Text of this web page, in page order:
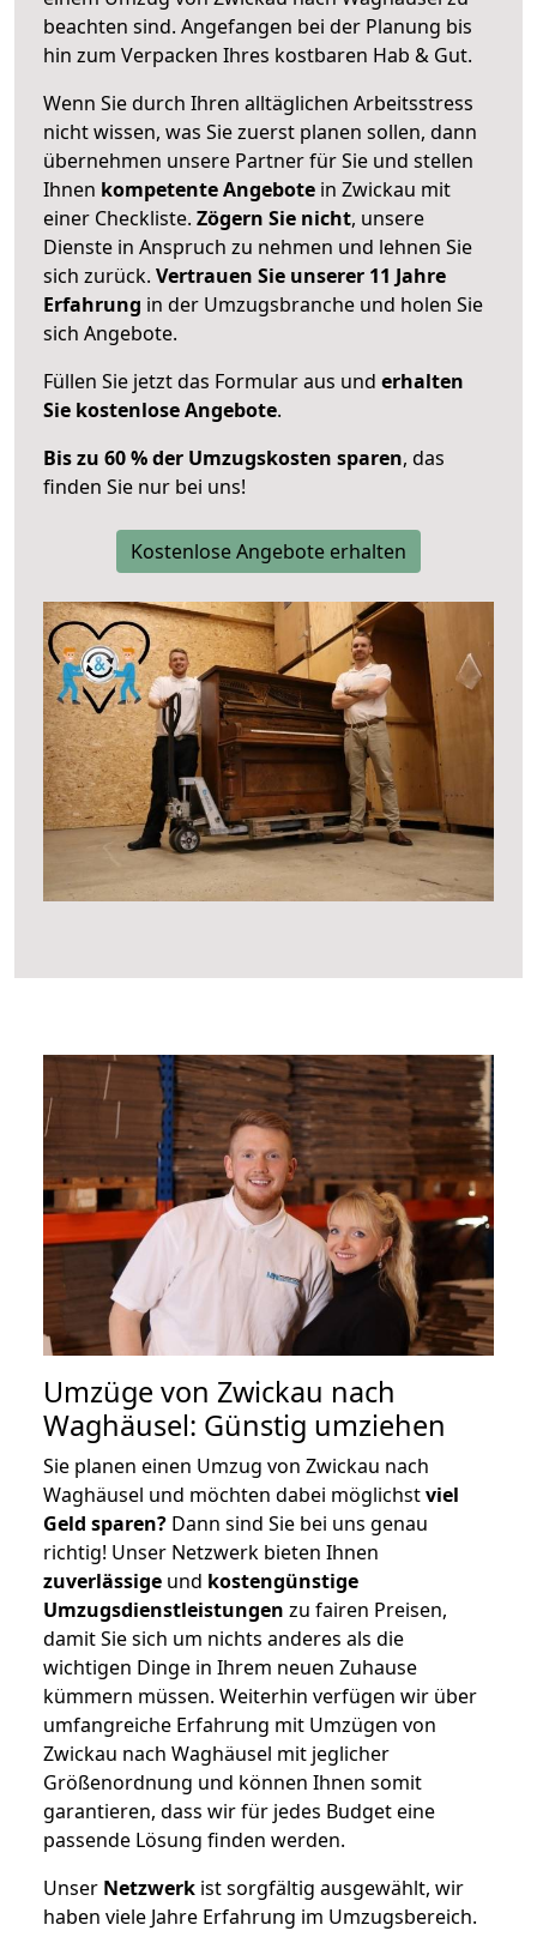
beachten sind. Angefangen bei der Planung bis
hin zum Verpacken Ihres kostbaren Hab & Gut.
Wenn Sie durch Ihren alltäglichen Arbeitsstress
nicht wissen, was Sie zuerst planen sollen, dann
übernehmen unsere Partner für Sie und stellen
Ihnen kompetente Angebote in Zwickau mit
einer Checkliste. Zögern Sie nicht, unsere
Dienste in Anspruch zu nehmen und lehnen Sie
sich zurück. Vertrauen Sie unserer 11 Jahre
Erfahrung in der Umzugsbranche und holen Sie
sich Angebote.
Füllen Sie jetzt das Formular aus und erhalten
Sie kostenlose Angebote.
Bis zu 60 % der Umzugskosten sparen, das
finden Sie nur bei uns!
Kostenlose Angebote erhalten
Umzüge von Zwickau nach
Waghäusel: Günstig umziehen
Sie planen einen Umzug von Zwickau nach
Waghäusel und möchten dabei möglichstviel
Geld sparen? Dann sind Sie bei uns genau
richtig! Unser Netzwerk bieten Ihnen
zuverlässige und kostengünstige
Umzugsdienstleistungen zu fairen Preisen,
damit Sie sich um nichts anderes als die
wichtigen Dinge in Ihrem neuen Zuhause
kümmern müssen. Weiterhin verfügen wir über
umfangreiche Erfahrung mit Umzügen von
Zwickau nach Waghäusel mit jeglicher
Größenordnung und können Ihnen somit
garantieren, dass wir für jedes Budget eine
passende Lösung finden werden.
Unser Netzwerk ist sorgfältig ausgewählt, wir
haben viele Jahre Erfahrung im Umzugsbereich.